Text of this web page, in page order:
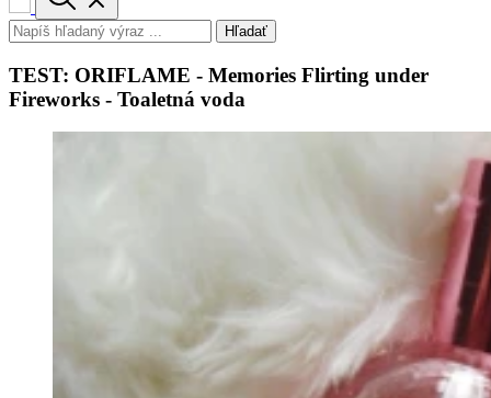
Hľadať
TEST: ORIFLAME - Memories Flirting under
Fireworks - Toaletná voda